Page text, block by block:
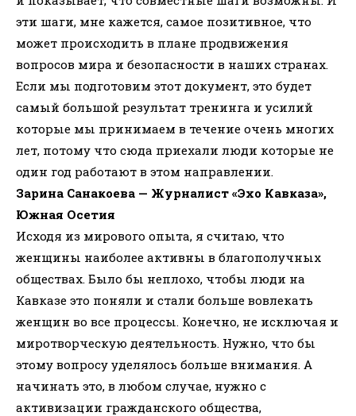
эти шаги, мне кажется, самое позитивное, что
может происходить в плане продвижения
вопросов мира и безопасности в наших странах.
Если мы подготовим этот документ, это будет
самый большой результат тренинга и усилий
которые мы принимаем в течение очень многих
лет, потому что сюда приехали люди которые не
один год работают в этом направлении.
Зарина Санакоева — Журналист «Эхо Кавказа»,
Южная Осетия
Исходя из мирового опыта, я считаю, что
женщины наиболее активны в благополучных
обществах. Было бы неплохо, чтобы люди на
Кавказе это поняли и стали больше вовлекать
женщин во все процессы. Конечно, не исключая и
миротворческую деятельность. Нужно, что бы
этому вопросу уделялось больше внимания. А
начинать это, в любом случае, нужно с
активизации гражданского общества,